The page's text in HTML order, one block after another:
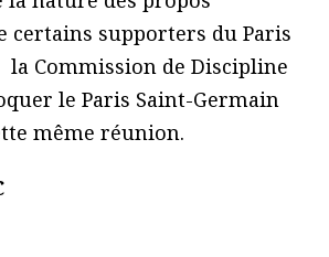
certains supporters du Paris
la Commission de Discipline
le Paris Saint-Germain
même réunion.